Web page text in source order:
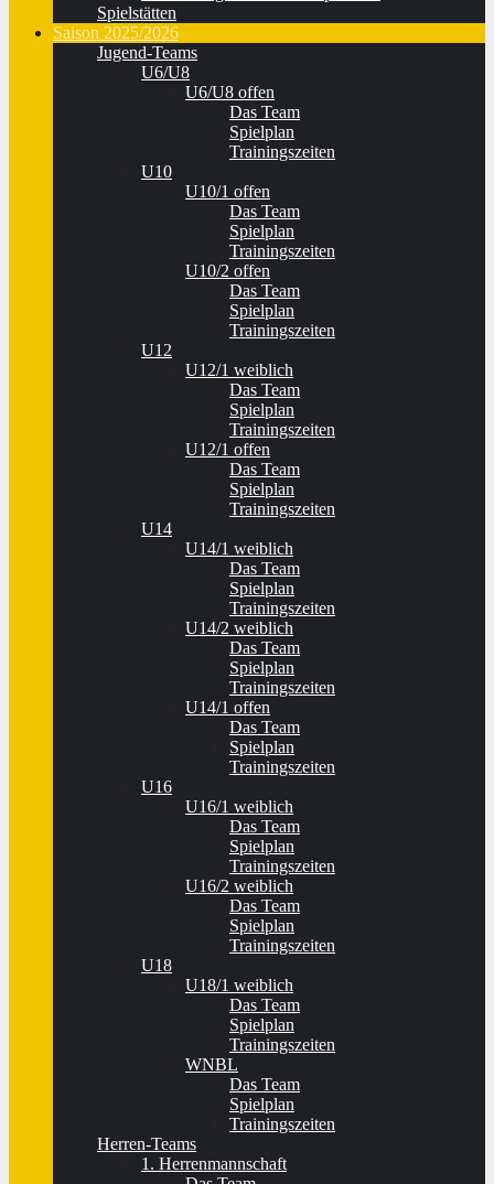
Spielstätten
Saison 2025/2026
Jugend-Teams
U6/U8
U6/U8 offen
Das Team
Spielplan
Trainingszeiten
U10
U10/1 offen
Das Team
Spielplan
Trainingszeiten
U10/2 offen
Das Team
Spielplan
Trainingszeiten
U12
U12/1 weiblich
Das Team
Spielplan
Trainingszeiten
U12/1 offen
Das Team
Spielplan
Trainingszeiten
U14
U14/1 weiblich
Das Team
Spielplan
Trainingszeiten
U14/2 weiblich
Das Team
Spielplan
Trainingszeiten
U14/1 offen
Das Team
Spielplan
Trainingszeiten
U16
U16/1 weiblich
Das Team
Spielplan
Trainingszeiten
U16/2 weiblich
Das Team
Spielplan
Trainingszeiten
U18
U18/1 weiblich
Das Team
Spielplan
Trainingszeiten
WNBL
Das Team
Spielplan
Trainingszeiten
Herren-Teams
1. Herrenmannschaft